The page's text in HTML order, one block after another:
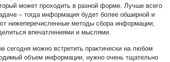
может проходить в разной форме. Лучше всего
– тогда информация будет более обширной и
нижеперечисленные методы сбора информации,
впечатлениями и мыслями.
сегодня можно встретить практически на любом
объем информации, нужно очень тщательно